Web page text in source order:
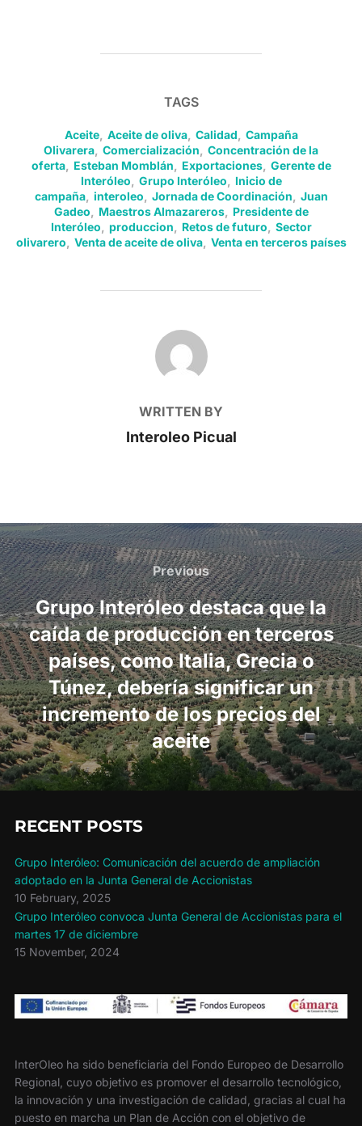
TAGS
Aceite, Aceite de oliva, Calidad
Campaña
Olivarera Comercialización
Concentración de la
oferta, Esteban Momblán Exportaciones, Gerente de
Interóleo
Grupo Interóleo
Inicio de
campaña, interoleo Jornada de Coordinación
Juan
Gadeo
Maestros Almazareros,
Presidente de
Interóleo
produccion Retos de futuro
Sector
olivarero
Venta de aceite de oliva, Venta en terceros países
POST AUTHOR
WRITTEN BY
Interoleo Picual
Post
navigation
Previous
Previous
Grupo Interóleo destaca que la
caída de producción en terceros
países, como Italia, Grecia o
Túnez, debería significar un
incremento de los precios del
aceite
RECENT POSTS
Grupo Interóleo: Comunicación del acuerdo de ampliación
adoptado en la Junta General de Accionistas
10 February, 2025
Grupo Interóleo convoca Junta General de Accionistas para el
martes 17 de diciembre
15 November, 2024
InterOleo ha sido beneficiaria del Fondo Europeo de Desarrollo
Regional, cuyo objetivo es promover el desarrollo tecnológico,
la innovación y una investigación de calidad, gracias al cual ha
puesto en marcha un Plan de Acción con el objetivo de